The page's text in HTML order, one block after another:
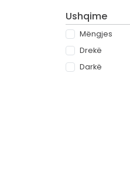
Ushqime
Mëngjes
Drekë
Darkë